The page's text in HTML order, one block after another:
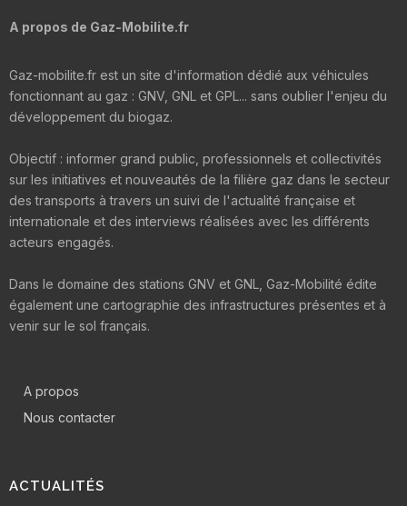
A propos de Gaz-Mobilite.fr
Gaz-mobilite.fr est un site d'information dédié aux véhicules
fonctionnant au gaz : GNV, GNL et GPL... sans oublier l'enjeu du
développement du biogaz.
Objectif : informer grand public, professionnels et collectivités
sur les initiatives et nouveautés de la filière gaz dans le secteur
des transports à travers un suivi de l'actualité française et
internationale et des interviews réalisées avec les différents
acteurs engagés.
Dans le domaine des stations GNV et GNL, Gaz-Mobilité édite
également une cartographie des infrastructures présentes et à
venir sur le sol français.
A propos
Nous contacter
ACTUALITÉS